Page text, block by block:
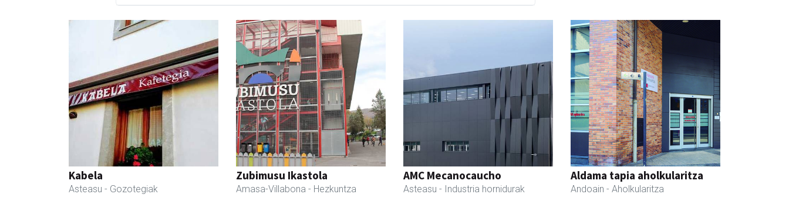
Kabela
Asteasu - Gozotegiak
Zubimusu Ikastola
Amasa-Villabona - Hezkuntza
AMC Mecanocaucho
Asteasu - Industria hornidurak
Aldama tapia aholkularitza
Andoain - Aholkularitza